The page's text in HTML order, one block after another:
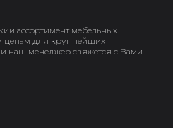
ассортимент мебельных
ценам для крупнейших
и наш менеджер свяжется с Вами.